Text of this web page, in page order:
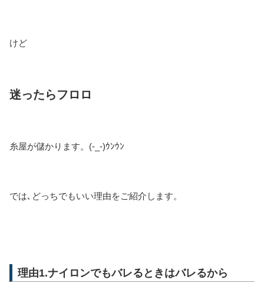
けど
迷ったらフロロ
糸屋が儲かります。(-_-)ｳﾝｳﾝ
では､どっちでもいい理由をご紹介します。
理由1.ナイロンでもバレるときはバレるから